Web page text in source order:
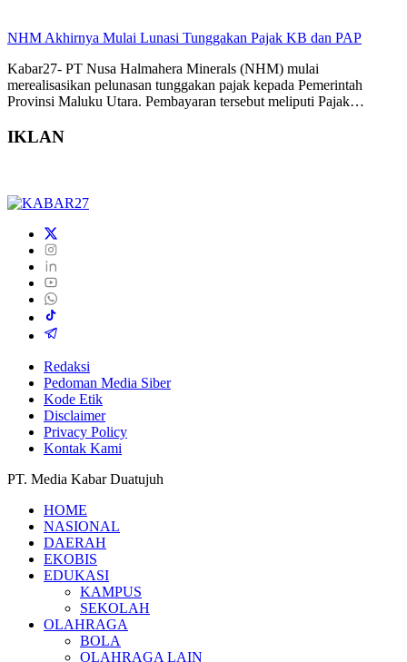
NHM Akhirnya Mulai Lunasi Tunggakan Pajak KB dan PAP
Kabar27- PT Nusa Halmahera Minerals (NHM) mulai
merealisasikan pelunasan tunggakan pajak kepada Pemerintah
Provinsi Maluku Utara. Pembayaran tersebut meliputi Pajak…
IKLAN
Redaksi
Pedoman Media Siber
Kode Etik
Disclaimer
Privacy Policy
Kontak Kami
PT. Media Kabar Duatujuh
HOME
NASIONAL
DAERAH
EKOBIS
EDUKASI
KAMPUS
SEKOLAH
OLAHRAGA
BOLA
OLAHRAGA LAIN